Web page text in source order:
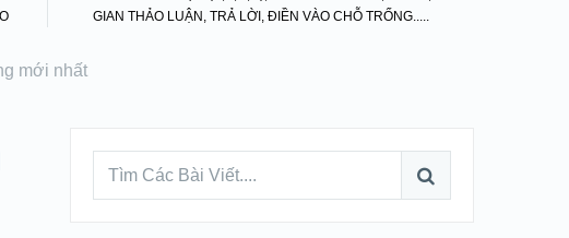
GIAN THẢO LUẬN, TRẢ LỜI, ĐIỀN VÀO CHỖ TRỐNG.....
mới nhất